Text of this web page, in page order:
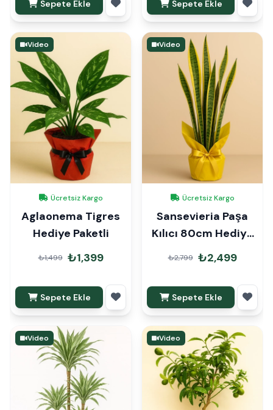
Sepete Ekle Sepete Ekle
Video
Ücretsiz Kargo
Aglaonema Tigres
Hediye Paketli
₺1,499 ₺1,399
Sepete Ekle
Video
Ücretsiz Kargo
Sansevieria Paşa
Kılıcı 80cm Hediye
Paketli
₺2,799 ₺2,499
Sepete Ekle
Video Video